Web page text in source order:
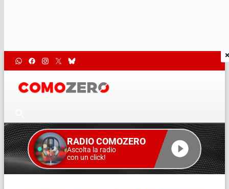
RADIO COMOZERO
Ascolta la radio
con un click!